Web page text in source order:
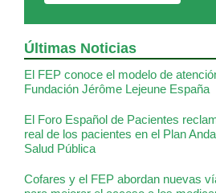
Últimas Noticias
El FEP conoce el modelo de
Fundación Jérôme Lejeune España
El Foro Español de Pacientes
real de los pacientes en el Plan
Salud Pública
Cofares y el FEP abordan nuevas